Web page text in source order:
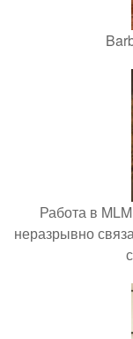
Работа в
неразрывно